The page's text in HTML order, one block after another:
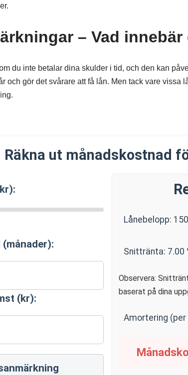
– Vad innebär
du inte betalar dina skulder i tid, och den kan
och gör det svårare att få lån. Men tack vare vissa
Räkna ut månadskostnad
(kr):
Lånebelopp:
Snittränta: 7.00
Observera:
baserat på dina
Amortering (per